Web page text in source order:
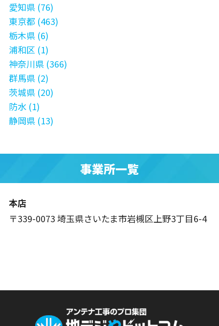
愛知県 (76)
東京都 (463)
栃木県 (6)
浦和区 (1)
神奈川県 (366)
群馬県 (2)
茨城県 (20)
防水 (1)
静岡県 (13)
事業所一覧
本店
〒339-0073 埼玉県さいたま市岩槻区上野3丁目6-4